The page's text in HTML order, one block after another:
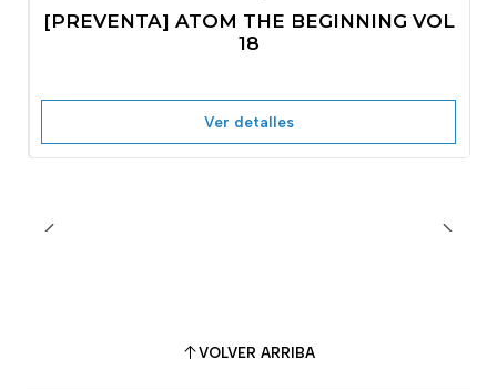
[PREVENTA] ATOM THE BEGINNING VOL
18
Ver detalles
VOLVER ARRIBA